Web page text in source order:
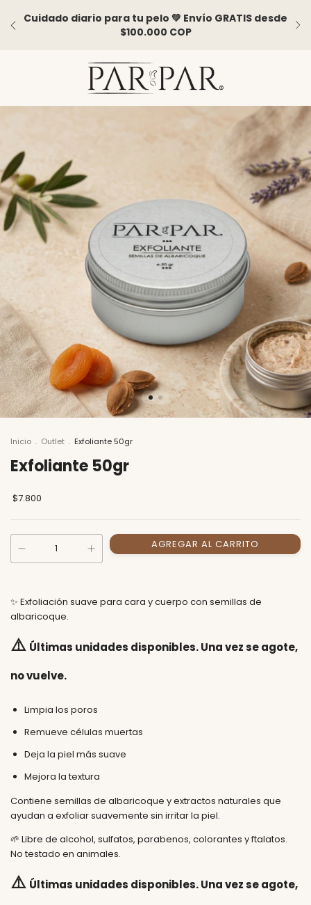
Cuidado diario para tu pelo 💚 Envío GRATIS desde
$100.000 COP
Inicio . Outlet . Exfoliante 50gr
Exfoliante 50gr
$7.800
✨ Exfoliación suave para cara y cuerpo con semillas de
albaricoque.
⚠️ Últimas unidades disponibles. Una vez se agote,
no vuelve.
Limpia los poros
Remueve células muertas
Deja la piel más suave
Mejora la textura
Contiene semillas de albaricoque y extractos naturales que
ayudan a exfoliar suavemente sin irritar la piel.
🌱 Libre de alcohol, sulfatos, parabenos, colorantes y ftalatos.
No testado en animales.
⚠️ Últimas unidades disponibles. Una vez se agote,